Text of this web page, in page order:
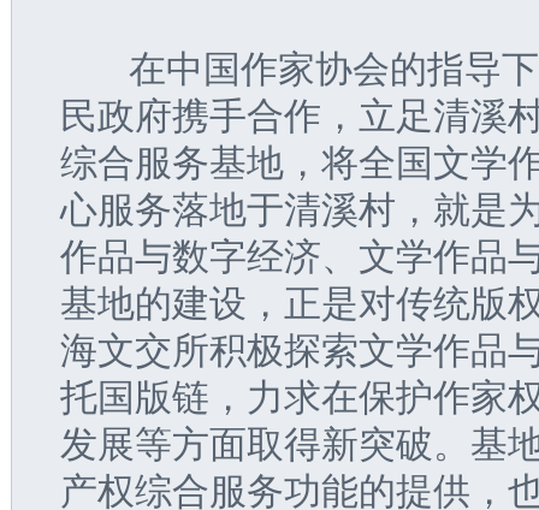
在中国作家协会的指导下
民政府携手合作，立足清溪
综合服务基地，将全国文学
心服务落地于清溪村，就是
作品与数字经济、文学作品
基地的建设，正是对传统版
海文交所积极探索文学作品
托国版链，力求在保护作家
发展等方面取得新突破。基
产权综合服务功能的提供，